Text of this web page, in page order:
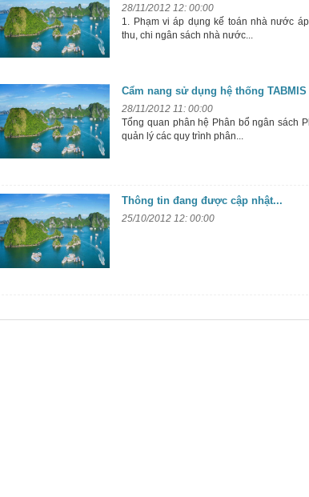
28/11/2012 12: 00:00
1. Phạm vi áp dụng kế toán nhà nước
thu, chi ngân sách nhà nước...
Cẩm nang sử dụng hệ thống TABMIS
28/11/2012 11: 00:00
Tổng quan phân hệ Phân bổ ngân sách
quản lý các quy trình phân...
Thông tin đang được cập nhật...
25/10/2012 12: 00:00